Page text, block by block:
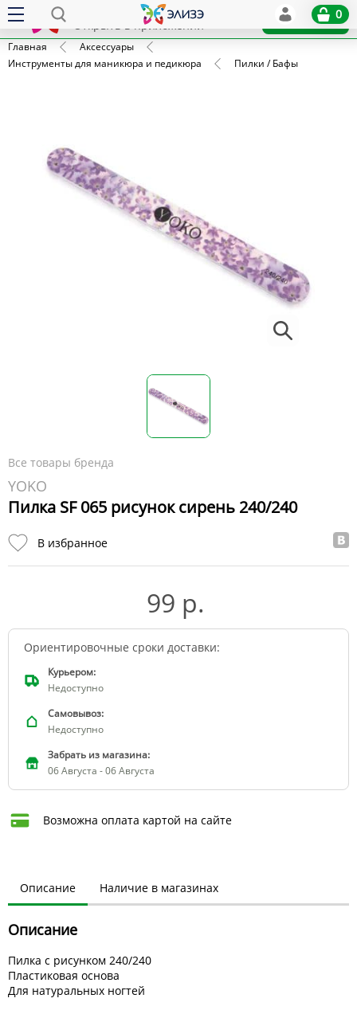
x
Открыть в приложении
Установить
0
Главная
Аксессуары
Инструменты для маникюра и педикюра
Пилки / Бафы
Все товары бренда
YOKO
Пилка SF 065 рисунок сирень 240/240
В избранное
99 р.
Ориентировочные сроки доставки:
Курьером:
Недоступно
Самовывоз:
Недоступно
Забрать из магазина:
06 Августа - 06 Августа
Возможна оплата картой на сайте
Описание Наличие в магазинах
Описание
Пилка с рисунком 240/240
Пластиковая основа
Для натуральных ногтей